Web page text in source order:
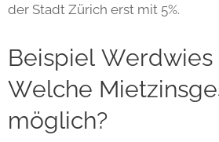
der Stadt Zürich erst mit 5%.
Beispiel Werdwies
Welche
möglich?